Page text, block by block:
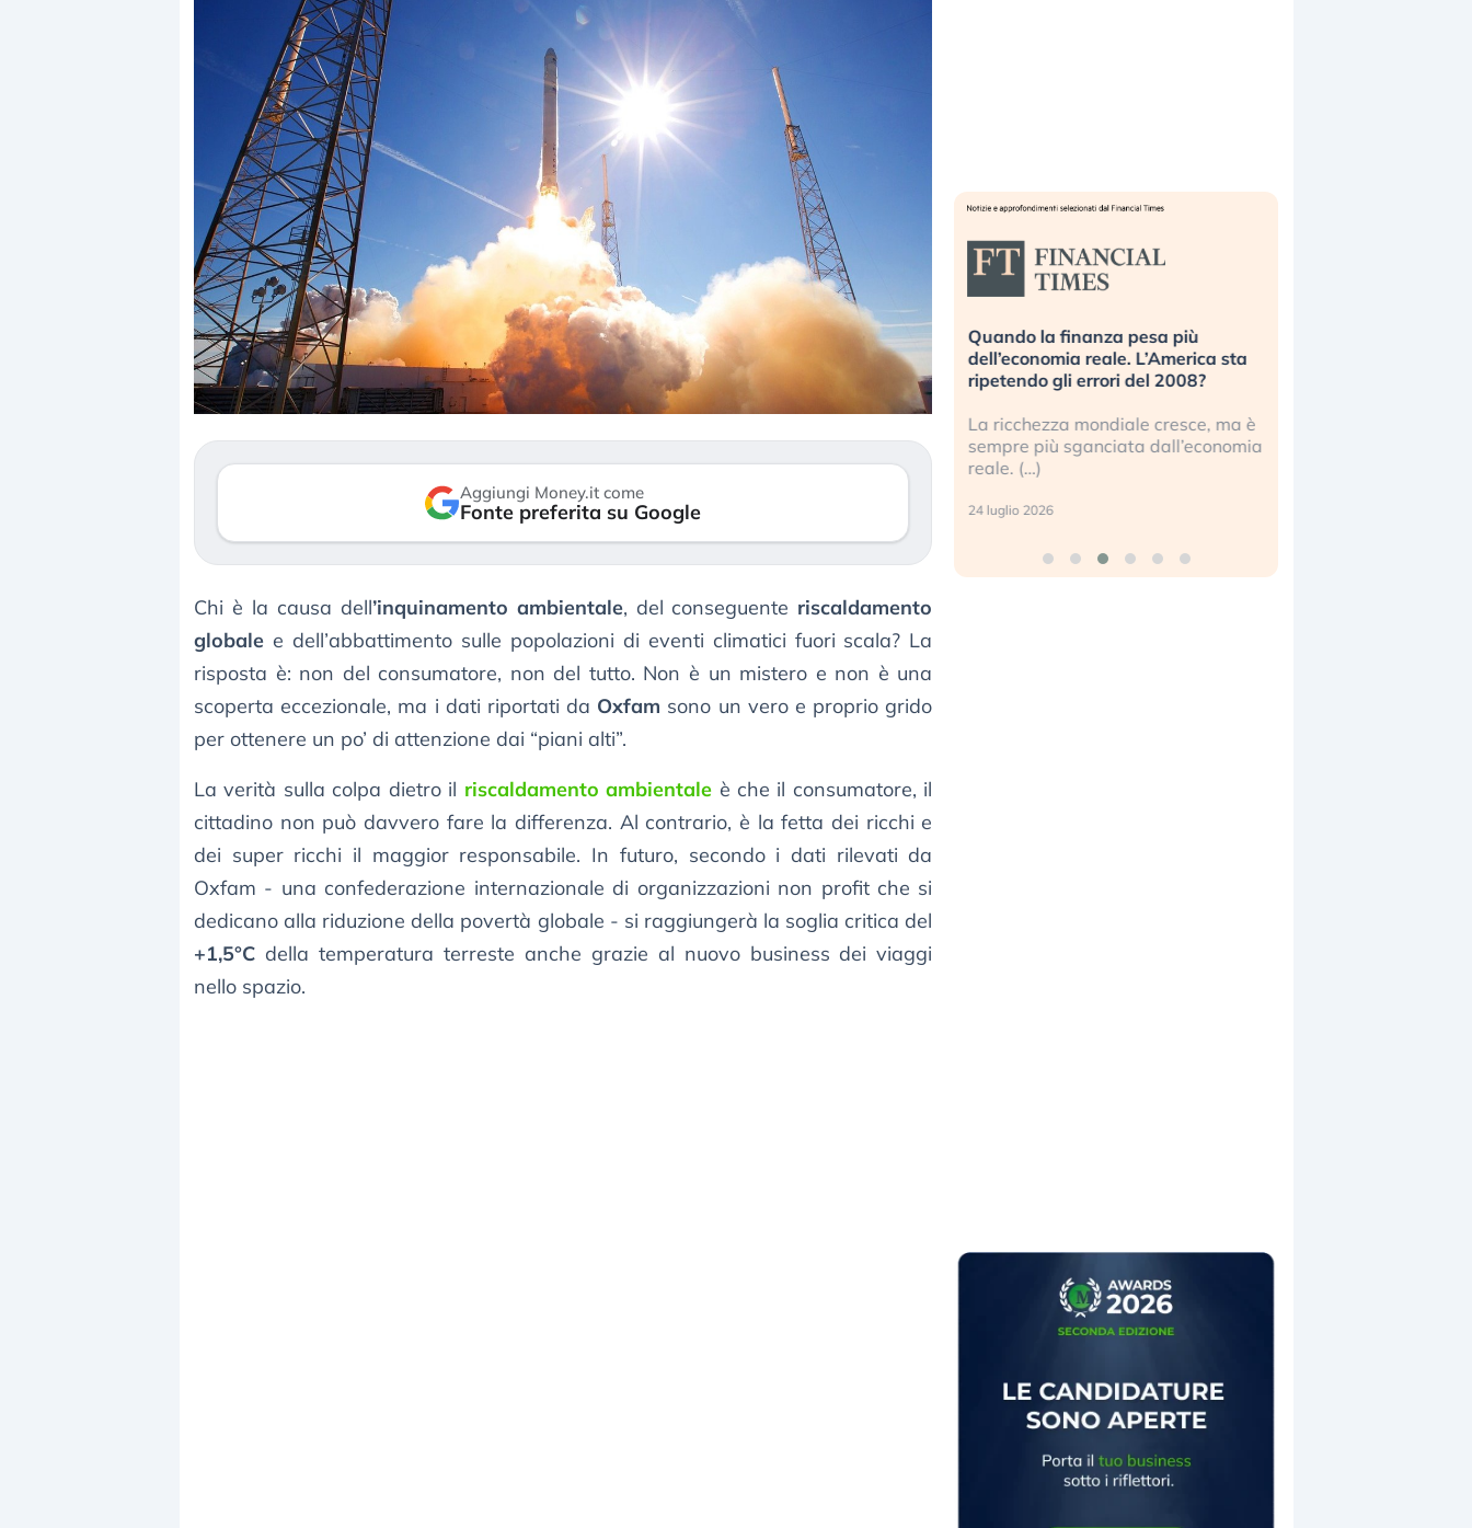
Aggiungi Money.it come
Fonte preferita su Google
Chi è la causa dell’inquinamento ambientale, del conseguente riscaldamento
globale e dell’abbattimento sulle popolazioni di eventi climatici fuori scala? La
risposta è: non del consumatore, non del tutto. Non è un mistero e non è una
scoperta eccezionale, ma i dati riportati da Oxfam sono un vero e proprio grido
per ottenere un po’ di attenzione dai “piani alti”.
La verità sulla colpa dietro il riscaldamento ambientale è che il consumatore, il
cittadino non può davvero fare la differenza. Al contrario, è la fetta dei ricchi e
dei super ricchi il maggior responsabile. In futuro, secondo i dati rilevati da
Oxfam - una confederazione internazionale di organizzazioni non profit che si
dedicano alla riduzione della povertà globale - si raggiungerà la soglia critica del
+1,5°C della temperatura terreste anche grazie al nuovo business dei viaggi
nello spazio.
Dalle valutazioni estreme alla
correzione. Cosa sta guidando il
repricing degli asset?
mostrando segni di stanchezza
verso le (…)
«La mia vita è rovinata». Investitori
in preda al panico dopo lo scoppio
della bolla AI
Kospi, mentre gli investitori retail (…)
30 luglio 2026
Quando la finanza pesa più
dell’economia reale. L’America sta
ripetendo gli errori del 2008?
La ricchezza mondiale cresce, ma è
sempre più sganciata dall’economia
reale. (…)
24 luglio 2026